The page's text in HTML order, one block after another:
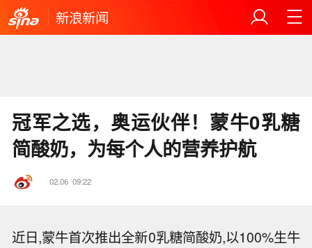
新浪新闻
冠军之选，奥运伙伴！蒙牛0乳糖
简酸奶，为每个人的营养护航
02.06 09:22
近日,蒙牛首次推出全新0乳糖简酸奶,以100%生牛